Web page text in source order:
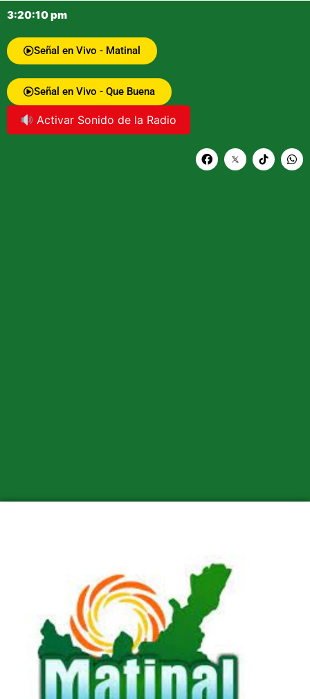
3:20:10 pm
Señal en Vivo - Matinal
Señal en Vivo - Que Buena
Activar Sonido de la Radio